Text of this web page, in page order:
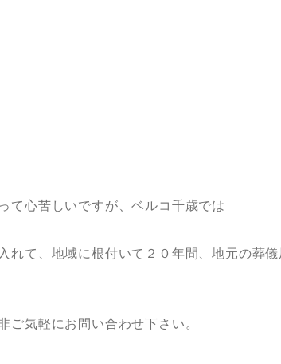
て心苦しいですが、ベルコ千歳では
れて、地域に根付いて２０年間、地元の葬
ご気軽にお問い合わせ下さい。